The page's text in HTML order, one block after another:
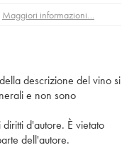
Maggiori informazioni…
descrizione del vino si
e non sono
d'autore. È vietato
dell'autore.